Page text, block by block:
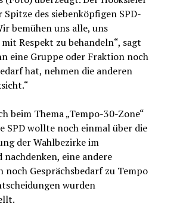
Spitze des siebenköpfigen SPD-
bemühen uns alle, uns
Respekt zu behandeln“, sagt
eine Gruppe oder Fraktion noch
hat, nehmen die anderen
beim Thema „Tempo-30-Zone“
SPD wollte noch einmal über die
der Wahlbezirke im
nachdenken, eine andere
noch Gesprächsbedarf zu Tempo
wurden